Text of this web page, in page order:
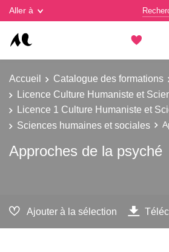
Aller à
Accueil Catalogue des formations
Licence Culture Humaniste et
Licence 1 Culture Humaniste et
Sciences humaines et sociales
Approches de la psyché
Ajouter à la sélection
Gestion des cookies